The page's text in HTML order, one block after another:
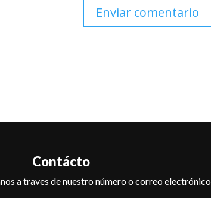
Contácto
a traves de nuestro número o correo electrónico